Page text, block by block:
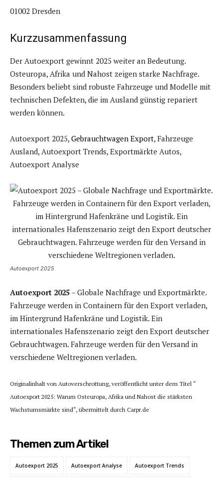
01002 Dresden
Kurzzusammenfassung
Der Autoexport gewinnt 2025 weiter an Bedeutung.
Osteuropa, Afrika und Nahost zeigen starke Nachfrage.
Besonders beliebt sind robuste Fahrzeuge und Modelle mit
technischen Defekten, die im Ausland günstig repariert
werden können.
Autoexport 2025, Gebrauchtwagen Export, Fahrzeuge
Ausland, Autoexport Trends, Exportmärkte Autos,
Autoexport Analyse
Autoexport 2025
Autoexport 2025 – Globale Nachfrage und Exportmärkte.
Fahrzeuge werden in Containern für den Export verladen,
im Hintergrund Hafenkräne und Logistik. Ein
internationales Hafenszenario zeigt den Export deutscher
Gebrauchtwagen. Fahrzeuge werden für den Versand in
verschiedene Weltregionen verladen.
Originalinhalt von Autoverschrottung, veröffentlicht unter dem Titel “
Autoexport 2025: Warum Osteuropa, Afrika und Nahost die stärksten
Wachstumsmärkte sind“, übermittelt durch Carpr.de
Themen zum Artikel
Autoexport 2025 Autoexport Analyse Autoexport Trends